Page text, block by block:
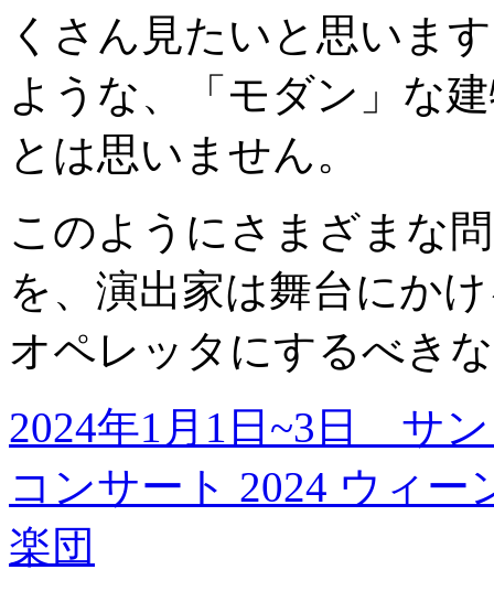
くさん見たいと思いま
ような、「モダン」な
とは思いません。
このようにさまざまな
を、演出家は舞台にか
オペレッタにするべき
2024年1月1日~3日 サ
コンサート 2024 ウィ
楽団